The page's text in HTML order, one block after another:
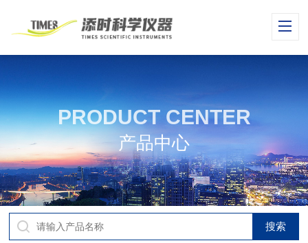
PRODUCT CENTER
产品中心